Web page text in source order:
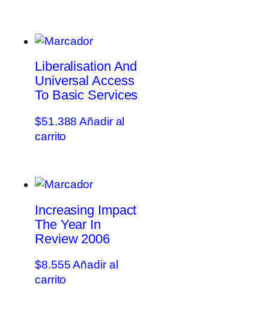
Liberalisation And
Universal Access
To Basic Services
$51.388 Añadir al
carrito
Increasing Impact
The Year In
Review 2006
$8.555 Añadir al
carrito